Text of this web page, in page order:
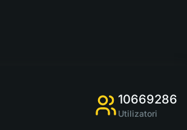
10669286
Utilizatori